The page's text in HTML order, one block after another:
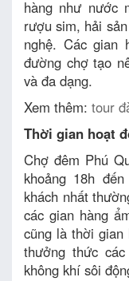
hàng như nước
rượu sim, hải
nghệ. Các gian
đường chợ tạo
và đa dạng.
Xem thêm: tour
Thời gian hoạt
Chợ đêm Phú
khoảng 18h
khách nhất
các gian hàng
cũng là thời gian
thưởng thức
không khí sôi